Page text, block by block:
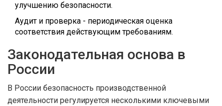
улучшению безопасности.
Аудит и проверка - периодическая оценка
соответствия действующим требованиям.
Законодательная основа в
России
В России безопасность производственной
деятельности регулируется несколькими ключевыми